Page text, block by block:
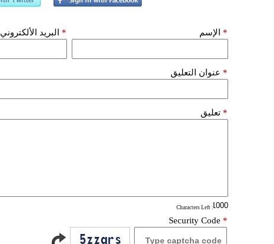
الإسم * البريد الألكتروني *
عنوان التعليق *
تعليق *
: Characters Left
Security Code *